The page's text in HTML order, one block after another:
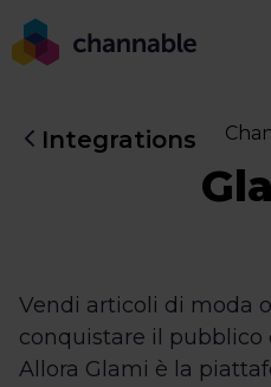
Integrations
Vendi articoli di moda
conquistare il pubblico
Allora Glami è la